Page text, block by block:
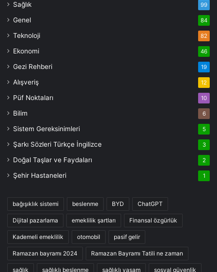
Sağlık 99
Genel 84
Teknoloji 82
Ekonomi 46
Gezi Rehberi 19
Alışveriş 12
Püf Noktaları 10
Bilim 6
Sistem Gereksinimleri 5
Şarkı Sözleri Türkçe İngilizce 3
Doğal Taşlar ve Faydaları 2
Şehir Hastaneleri 1
bağışıklık sistemi beslenme BYD ChatGPT
Dijital pazarlama emeklilik şartları Finansal özgürlük
Kademeli emeklilik otomobil pasif gelir
Ramazan bayramı 2024 Ramazan Bayramı Tatili ne zaman
sağlık sağlıklı beslenme sağlıklı yaşam sosyal güvenlik